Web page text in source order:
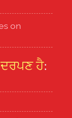
on
ਹੈ: